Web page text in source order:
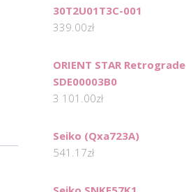
30T2U01T3C-001
339.00zł
ORIENT STAR Retrograde
SDE00003B0
3 101.00zł
Seiko (Qxa723A)
541.17zł